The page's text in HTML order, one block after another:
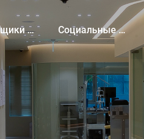
услуг Социальные сети